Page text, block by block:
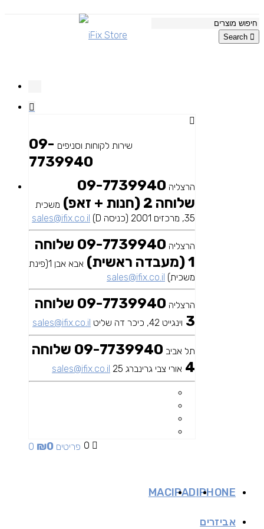
Search
שירות לקוחות וסניפים 09-
7739940
הרצליה 09-7739940
שלוחה 2 (חנות + זאפ)
משכית
35, מרכזים 2001 (כניסה D)
sales@ifix.co.il
הרצליה
09-7739940 שלוחה
1 (מעבדה ראשית)
אבא אבן 1(פינת
משכית) sales@ifix.co.il
הרצליה
09-7739940 שלוחה
3 וינגייט 42, כיכר דה שליט sales@ifix.co.il
תל אביב
09-7739940 שלוחה
4 אורי צבי גרינברג 25 sales@ifix.co.il
0 0 פריטים ₪0
IPHONE
IPAD
MAC
אביזרים